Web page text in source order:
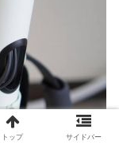
トップ サイドバー